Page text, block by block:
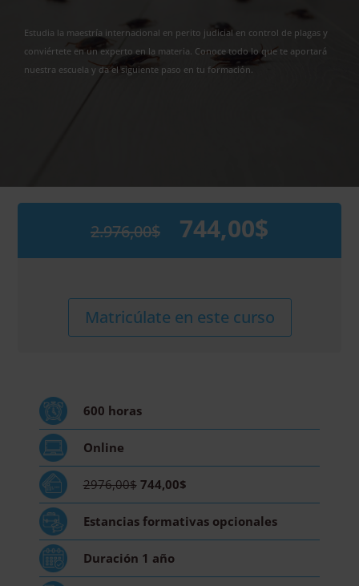
Estudia la maestría internacional en perito judicial en control de plagas y
conviértete en un experto en la materia. Conoce todo lo que te aportará
nuestra escuela y da el siguiente paso en tu formación.
2.976,00$
2.976,00$.
744,00$
744,00$.
Internacional
Control
Plagas
Diploma
por
de
Matricúlate en este curso
600 horas
Online
2976,00$ 744,00$
Estancias formativas opcionales
Duración 1 año